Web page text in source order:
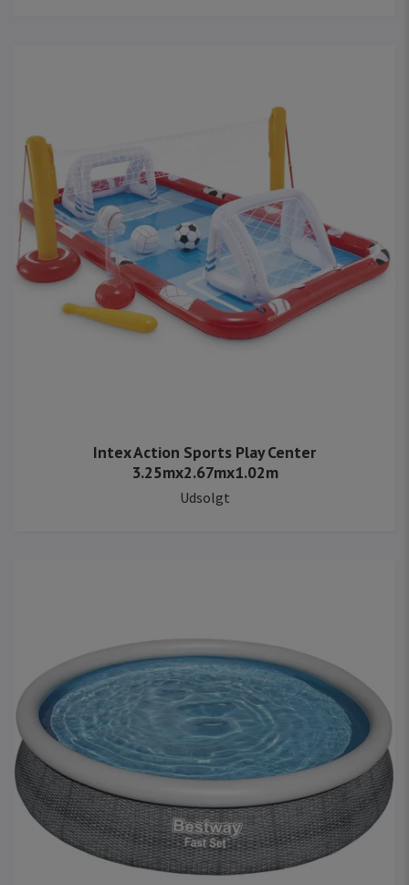
Intex Action Sports Play Center
3.25mx2.67mx1.02m
Udsolgt